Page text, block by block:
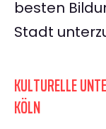
besten
Stadt
KULTURELLE
KÖLN